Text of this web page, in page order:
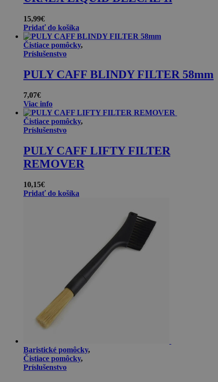
15,99€
Pridať do košíka
Čistiace pomôcky,
Príslušenstvo
PULY CAFF BLINDY FILTER 58mm
7,07€
Viac info
Čistiace pomôcky,
Príslušenstvo
PULY CAFF LIFTY FILTER
REMOVER
10,15€
Pridať do košíka
Baristické pomôcky,
Čistiace pomôcky,
Príslušenstvo